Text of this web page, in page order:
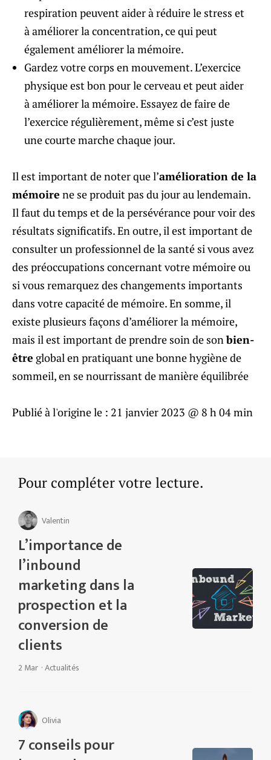
respiration peuvent aider à réduire le stress et
à améliorer la concentration, ce qui peut
également améliorer la mémoire.
Gardez votre corps en mouvement. L’exercice
physique est bon pour le cerveau et peut aider
à améliorer la mémoire. Essayez de faire de
l’exercice régulièrement, même si c’est juste
une courte marche chaque jour.
Il est important de noter que l’amélioration de la
mémoire ne se produit pas du jour au lendemain.
Il faut du temps et de la persévérance pour voir des
résultats significatifs. En outre, il est important de
consulter un professionnel de la santé si vous avez
des préoccupations concernant votre mémoire ou
si vous remarquez des changements importants
dans votre capacité de mémoire. En somme, il
existe plusieurs façons d’améliorer la mémoire,
mais il est important de prendre soin de sonbien-
être global en pratiquant une bonne hygiène de
sommeil, en se nourrissant de manière équilibrée
Publié à l'origine le : 21 janvier 2023 @ 8 h 04 min
Pour compléter votre lecture.
Valentin
L’importance de
l’inbound
marketing dans la
prospection et la
conversion de
clients
2 Mar ·Actualités
Olivia
7 conseils pour